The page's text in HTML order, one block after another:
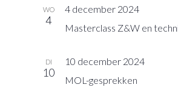
WO
4
4 december 2024
Masterclass Z&W en
DI
10
10 december 2024
MOL-gesprekken